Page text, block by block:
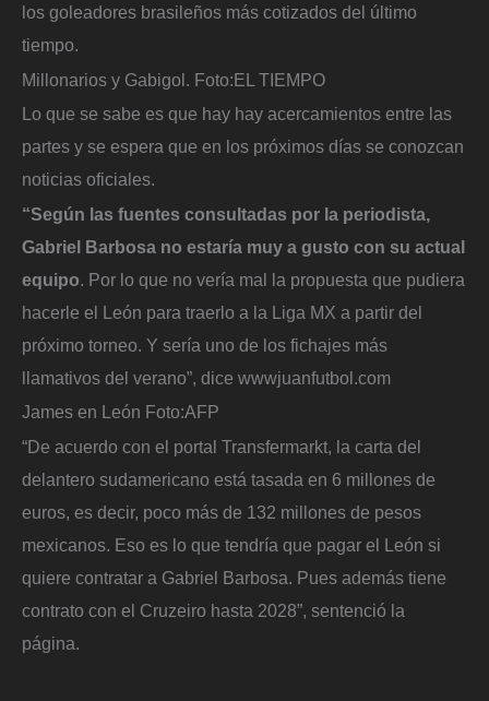
los goleadores brasileños más cotizados del último
tiempo.
Millonarios y Gabigol. Foto:EL TIEMPO
Lo que se sabe es que hay hay acercamientos entre las
partes y se espera que en los próximos días se conozcan
noticias oficiales.
“Según las fuentes consultadas por la periodista,
Gabriel Barbosa no estaría muy a gusto con su actual
equipo. Por lo que no vería mal la propuesta que pudiera
hacerle el León para traerlo a la Liga MX a partir del
próximo torneo. Y sería uno de los fichajes más
llamativos del verano”, dice wwwjuanfutbol.com
James en León Foto:AFP
“De acuerdo con el portal Transfermarkt, la carta del
delantero sudamericano está tasada en 6 millones de
euros, es decir, poco más de 132 millones de pesos
mexicanos. Eso es lo que tendría que pagar el León si
quiere contratar a Gabriel Barbosa. Pues además tiene
contrato con el Cruzeiro hasta 2028”, sentenció la
página.